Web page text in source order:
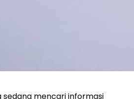
sedang mencari informasi